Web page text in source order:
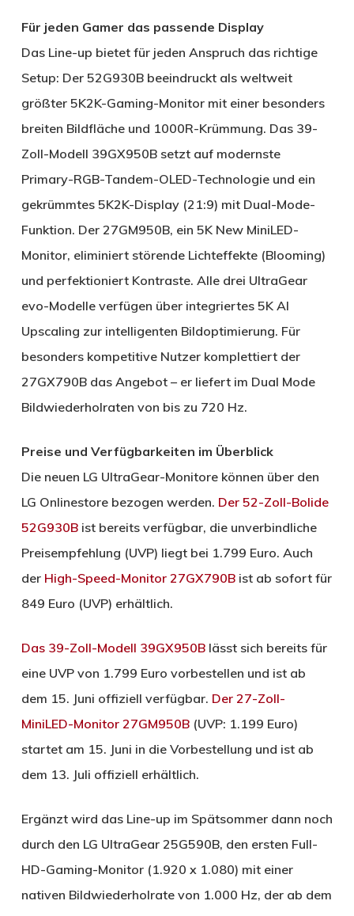
Für jeden Gamer das passende Display
Das Line-up bietet für jeden Anspruch das richtige
Setup: Der 52G930B beeindruckt als weltweit
größter 5K2K-Gaming-Monitor mit einer besonders
breiten Bildfläche und 1000R-Krümmung. Das 39-
Zoll-Modell 39GX950B setzt auf modernste
Primary-RGB-Tandem-OLED-Technologie und ein
gekrümmtes 5K2K-Display (21:9) mit Dual-Mode-
Funktion. Der 27GM950B, ein 5K New MiniLED-
Monitor, eliminiert störende Lichteffekte (Blooming)
und perfektioniert Kontraste. Alle drei UltraGear
evo-Modelle verfügen über integriertes 5K AI
Upscaling zur intelligenten Bildoptimierung. Für
besonders kompetitive Nutzer komplettiert der
27GX790B das Angebot – er liefert im Dual Mode
Bildwiederholraten von bis zu 720 Hz.
Preise und Verfügbarkeiten im Überblick
Die neuen LG UltraGear-Monitore können über den
LG Onlinestore bezogen werden. Der 52-Zoll-Bolide
52G930Bist bereits verfügbar, die unverbindliche
Preisempfehlung (UVP) liegt bei 1.799 Euro. Auch
der High-Speed-Monitor 27GX790Bist ab sofort für
849 Euro (UVP) erhältlich.
Das 39-Zoll-Modell 39GX950Blässt sich bereits für
eine UVP von 1.799 Euro vorbestellen und ist ab
dem 15. Juni offiziell verfügbar. Der 27-Zoll-
MiniLED-Monitor 27GM950B(UVP: 1.199 Euro)
startet am 15. Juni in die Vorbestellung und ist ab
dem 13. Juli offiziell erhältlich.
Ergänzt wird das Line-up im Spätsommer dann noch
durch den LG UltraGear 25G590B, den ersten Full-
HD-Gaming-Monitor (1.920 x 1.080) mit einer
nativen Bildwiederholrate von 1.000 Hz, der ab dem